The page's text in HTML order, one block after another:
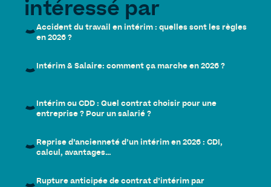
intéressé par
Accident du travail en intérim : quelles sont les règles
en 2026 ?
Intérim & Salaire: comment ça marche en 2026 ?
Intérim ou CDD : Quel contrat choisir pour une
entreprise ? Pour un salarié ?
Reprise d’ancienneté d’un intérim en 2026 : CDI,
calcul, avantages…
Rupture anticipée de contrat d’intérim par